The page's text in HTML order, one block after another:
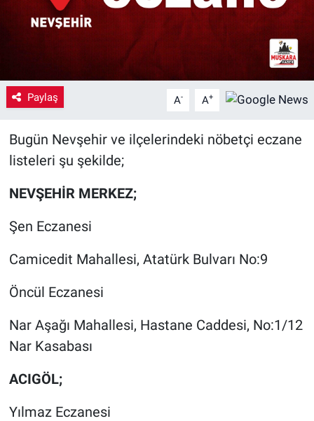
Paylaş A- A+
Bugün Nevşehir ve ilçelerindeki nöbetçi eczane
listeleri şu şekilde;
NEVŞEHİR MERKEZ;
Şen Eczanesi
Camicedit Mahallesi, Atatürk Bulvarı No:9
Öncül Eczanesi
Nar Aşağı Mahallesi, Hastane Caddesi, No:1/12
Nar Kasabası
ACIGÖL;
Yılmaz Eczanesi